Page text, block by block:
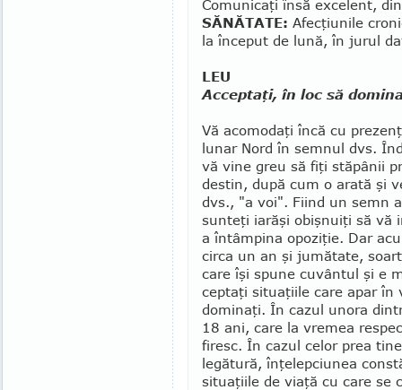
Comunicaţi însă excelent,
SĂNĂTATE: Afecţiunile
la început de lună, în jurul
LEU
Acceptaţi, în loc să
Vă acomodaţi încă cu
lunar Nord în semnul dvs.
vă vine greu să fiţi stăpânii
destin, după cum o arată şi
dvs., "a voi". Fiind un semn
sunteţi ia­răşi obiş­nuiţi să vă
a întâm­pina opoziţie. Dar
circa un an şi ju­mătate,
care îşi spune cuvântul şi e
ceptaţi situaţiile care apar în
dominaţi. În ca­zul unora
18 ani, care la vremea
firesc. În cazul celor prea
legătură, înţelepciunea
situa­ţiile de viaţă cu care se